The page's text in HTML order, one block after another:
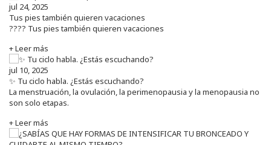
jul 24, 2025
Tus pies también quieren vacaciones
???? Tus pies también quieren vacaciones
+ Leer más
jul 10, 2025
✨ Tu ciclo habla. ¿Estás escuchando?
La menstruación, la ovulación, la perimenopausia y la menopausia no
son solo etapas.
+ Leer más